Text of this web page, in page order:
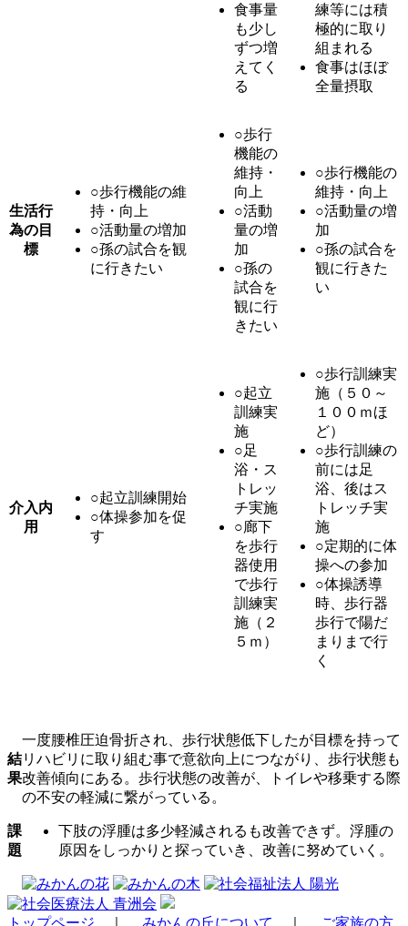
食事量
も少し
ずつ増
えてく
る
練等には積
極的に取り
組まれる
食事はほぼ
全量摂取
生活行
為の目
標
○歩行機能の維
持・向上
○活動量の増加
○孫の試合を観
に行きたい
○歩行
機能の
維持・
向上
○活動
量の増
加
○孫の
試合を
観に行
きたい
○歩行機能の
維持・向上
○活動量の増
加
○孫の試合を
観に行きた
い
介入内
用
○起立訓練開始
○体操参加を促
す
○起立
訓練実
施
○足
浴・ス
トレッ
チ実施
○廊下
を歩行
器使用
で歩行
訓練実
施（２
５ｍ）
○歩行訓練実
施（５０～
１００ｍほ
ど）
○歩行訓練の
前には足
浴、後はス
トレッチ実
施
○定期的に体
操への参加
○体操誘導
時、歩行器
歩行で陽だ
まりまで行
く
結
果
一度腰椎圧迫骨折され、歩行状態低下したが目標を持って
リハビリに取り組む事で意欲向上につながり、歩行状態も
改善傾向にある。歩行状態の改善が、トイレや移乗する際
の不安の軽減に繋がっている。
課
題
下肢の浮腫は多少軽減されるも改善できず。浮腫の
原因をしっかりと探っていき、改善に努めていく。
トップページ みかんの丘について ご家族の方